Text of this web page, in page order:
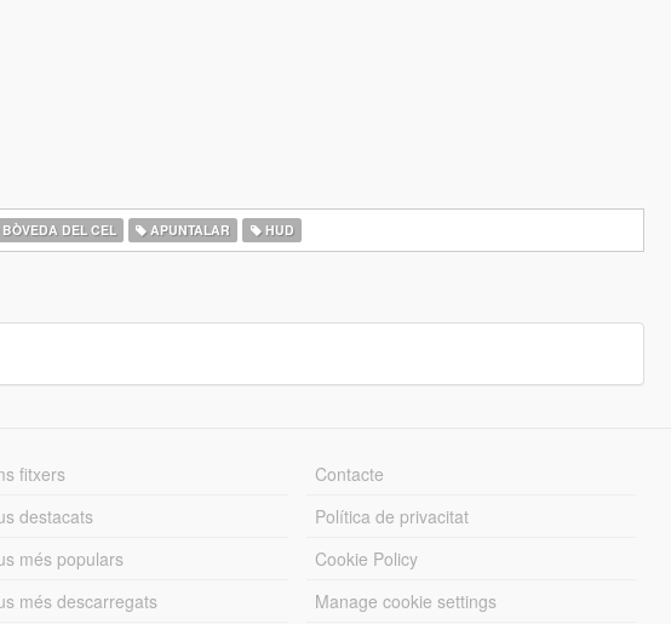
DEL CEL APUNTALAR HUD
fitxers
destacats
més populars
més descarregats
Contacte
Política de privacitat
Cookie Policy
Manage cookie settings